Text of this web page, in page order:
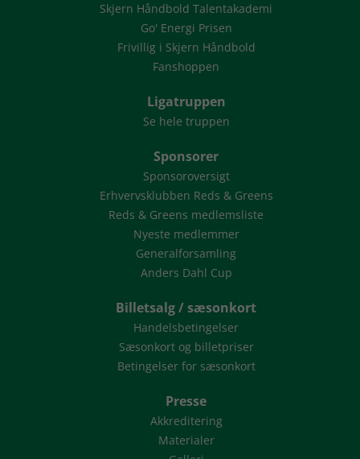
Skjern Håndbold Talentakademi
Go' Energi Prisen
Frivillig i Skjern Håndbold
Fanshoppen
Ligatruppen
Se hele truppen
Sponsorer
Sponsoroversigt
Erhvervsklubben Reds & Greens
Reds & Greens medlemsliste
Nyeste medlemmer
Generalforsamling
Anders Dahl Cup
Billetsalg / sæsonkort
Handelsbetingelser
Sæsonkort og billetpriser
Betingelser for sæsonkort
Presse
Akkreditering
Materialer